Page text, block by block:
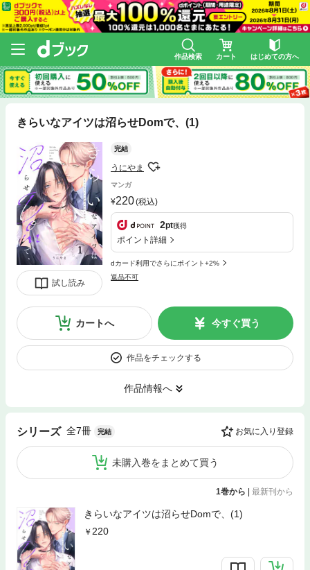
作品検索 カート はじめての方へ
きらいなアイツは沼らせDomで、(1)
試し読み
完結
うにやま
マンガ
220(税込)
2pt獲得
ポイント詳細
dカード利用でさらにポイント+2%
返品不可
カートへ 今すぐ買う
作品をチェックする
作品情報へ
シリーズ 全7冊 完結 お気に入り登録
未購入巻をまとめて買う
1巻から | 最新刊から
きらいなアイツは沼らせDomで、(1)
220